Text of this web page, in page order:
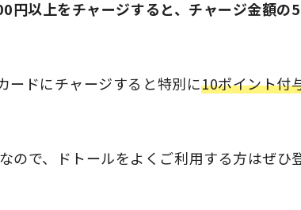
円以上をチャージすると、チャージ金額の
ードにチャージすると特別に10ポイント付
ので、ドトールをよくご利用する方はぜひ